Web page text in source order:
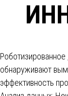
обнаруживают
эффективность